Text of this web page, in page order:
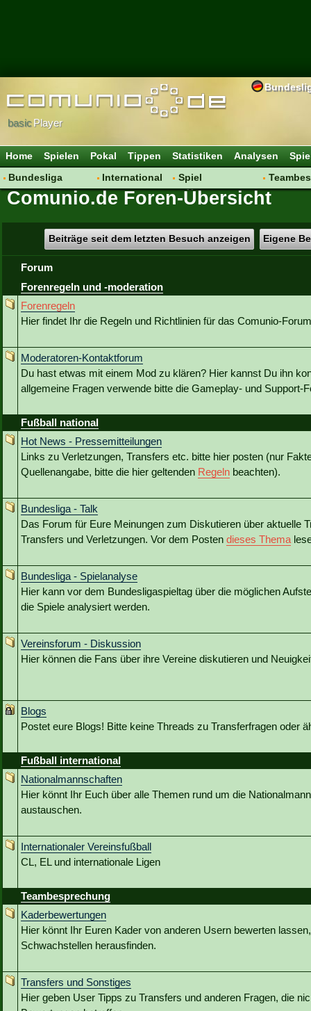
basicPlayer
Home Spielen Pokal Tippen Statistiken Analysen
Bundesliga
Hot News
Spielanalyse
Vereinsdiskussion
Vereinsfragen
International
Vereine
Spiel
Regeln & Tipps
Comunio.de Foren-Übersicht
Beiträge seit dem letzten Besuch anzeigen Eigene
Forum
Forenregeln und -moderation
Forenregeln
Hier findet Ihr die Regeln und Richtlinien für das Comunio-
Moderatoren-Kontaktforum
Du hast etwas mit einem Mod zu klären? Hier kannst Du ihn
allgemeine Fragen verwende bitte die Gameplay- und Support-
Fußball national
Hot News - Pressemitteilungen
Links zu Verletzungen, Transfers etc. bitte hier posten (nur
Quellenangabe, bitte die hier geltenden Regeln beachten).
Bundesliga - Talk
Das Forum für Eure Meinungen zum Diskutieren über aktuelle
Transfers und Verletzungen. Vor dem Posten dieses Thema
Bundesliga - Spielanalyse
Hier kann vor dem Bundesligaspieltag über die möglichen
die Spiele analysiert werden.
Vereinsforum - Diskussion
Hier können die Fans über ihre Vereine diskutieren und
Blogs
Postet eure Blogs! Bitte keine Threads zu Transferfragen oder
Fußball international
Nationalmannschaften
Hier könnt Ihr Euch über alle Themen rund um die
austauschen.
Internationaler Vereinsfußball
CL, EL und internationale Ligen
Teambesprechung
Kaderbewertungen
Hier könnt Ihr Euren Kader von anderen Usern bewerten
Schwachstellen herausfinden.
Transfers und Sonstiges
Hier geben User Tipps zu Transfers und anderen Fragen, die